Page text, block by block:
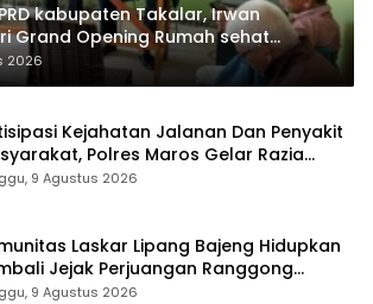
kabupaten Takalar, Irwan
Grand Opening Rumah sehat
Melayani Terapis Gratis untuk
dan umum.
2026
Kejahatan Jalanan Dan Penyakit
Polres Maros Gelar Razia
Cipta Kondusif
9 Agustus 2026
Laskar Lipang Bajeng Hidupkan
Jejak Perjuangan Ranggong
Romo, Wabup Takalar: Apresiasi
9 Agustus 2026